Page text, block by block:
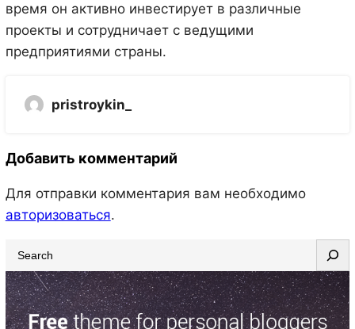
время он активно инвестирует в различные
проекты и сотрудничает с ведущими
предприятиями страны.
pristroykin_
Добавить комментарий
Для отправки комментария вам необходимо
авторизоваться.
e
a
r